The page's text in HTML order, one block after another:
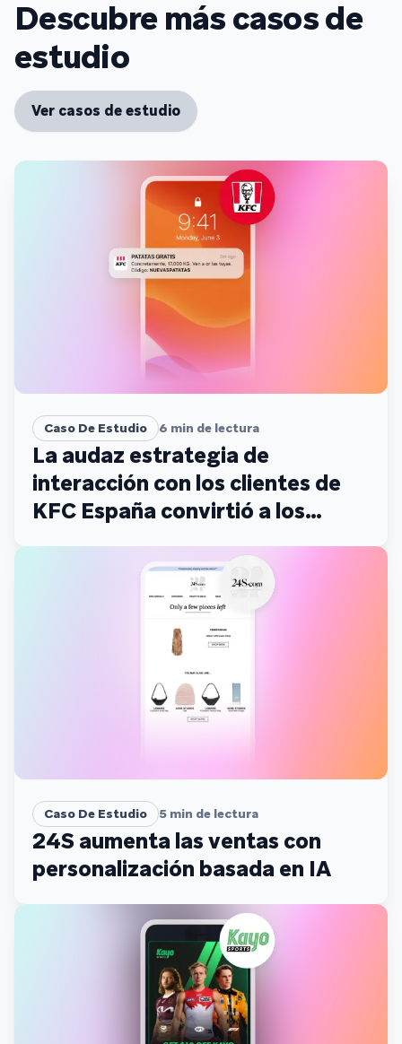
Descubre más casos de
estudio
Ver casos de estudio
Caso De Estudio 6 min de lectura
La audaz estrategia de
interacción con los clientes de
KFC España convirtió a los
críticos en fans
Caso De Estudio 5 min de lectura
24S aumenta las ventas con
personalización basada en IA